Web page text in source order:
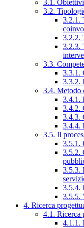
3.1.
3.2.
3.2.1.
3.2.2.
3.2.3.
3.3.
3.3.1.
3.3.2.
3.4. Metodo
3.4.1.
3.4.2.
3.4.3.
3.4.4.
3.5. Il
3.5.1.
3.5.2.
3.5.3.
3.5.4.
3.5.5.
4. Ricerca
4.1. Ricerca
4.1.1.